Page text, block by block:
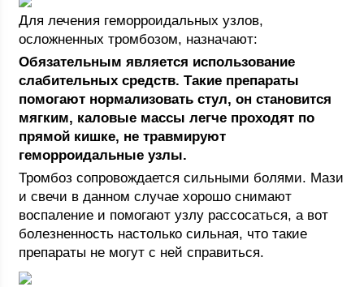
Для лечения геморроидальных узлов,
осложненных тромбозом, назначают:
Обязательным является использование
слабительных средств. Такие препараты
помогают нормализовать стул, он становится
мягким, каловые массы легче проходят по
прямой кишке, не травмируют
геморроидальные узлы.
Тромбоз сопровождается сильными болями. Мази
и свечи в данном случае хорошо снимают
воспаление и помогают узлу рассосаться, а вот
болезненность настолько сильная, что такие
препараты не могут с ней справиться.